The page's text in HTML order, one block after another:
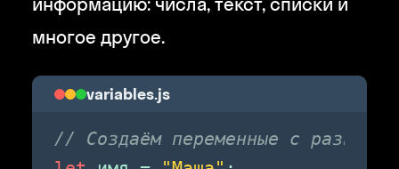
многое другое.
variables.js
// Создаём переменные с разными